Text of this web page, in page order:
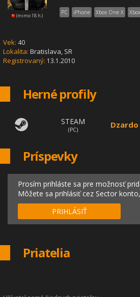
(mimo 18 h.) PC iPhone Xbox One X
Vek: 40
Lokalita: Bratislava, SR
Registrovaný: 13.1.2010
Herné profily
STEAM
(PC) Dzardo
Príspevky
Prosím prihláste sa pre možnosť
Môžete sa prihlásiť cez Sector
PRIHLÁSIŤ
Priatelia